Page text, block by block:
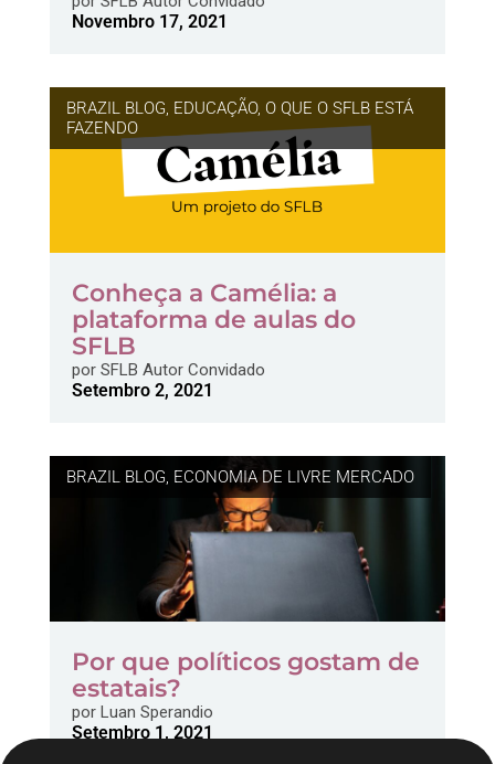
Novembro 17, 2021
BRAZIL BLOG, EDUCAÇÃO, O QUE O SFLB ESTÁ
FAZENDO
Conheça a Camélia: a
plataforma de aulas do
SFLB
porSFLB Autor Convidado
Setembro 2, 2021
BRAZIL BLOG, ECONOMIA DE LIVRE MERCADO
Por que políticos gostam de
estatais?
porLuan Sperandio
Setembro 1, 2021